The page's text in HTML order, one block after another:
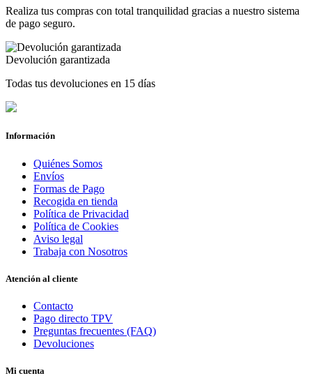
Realiza tus compras con total tranquilidad gracias a nuestro sistema
de pago seguro.
Devolución garantizada
Todas tus devoluciones en 15 días
Información
Quiénes Somos
Envíos
Formas de Pago
Recogida en tienda
Política de Privacidad
Política de Cookies
Aviso legal
Trabaja con Nosotros
Atención al cliente
Contacto
Pago directo TPV
Preguntas frecuentes (FAQ)
Devoluciones
Mi cuenta